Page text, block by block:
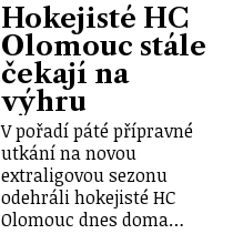
Hokejisté HC
Olomouc stále
čekají na
výhru
V pořadí páté přípravné
utkání na novou
extraligovou sezonu
odehráli hokejisté HC
Olomouc dnes doma…